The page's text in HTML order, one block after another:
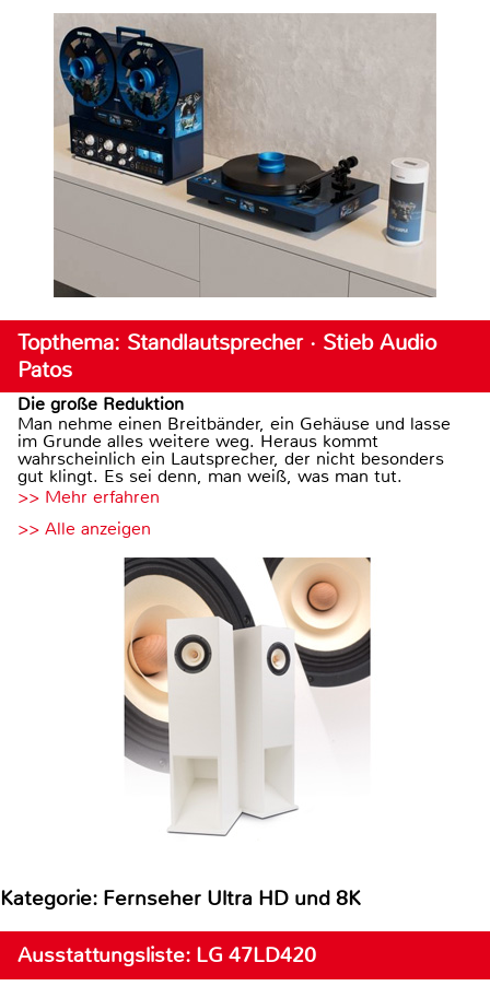
Topthema: Standlautsprecher · Stieb Audio
Patos
Die große Reduktion
Man nehme einen Breitbänder, ein Gehäuse und lasse
im Grunde alles weitere weg. Heraus kommt
wahrscheinlich ein Lautsprecher, der nicht besonders
gut klingt. Es sei denn, man weiß, was man tut.
>> Mehr erfahren
>> Alle anzeigen
Kategorie: Fernseher Ultra HD und 8K
Ausstattungsliste: LG 47LD420